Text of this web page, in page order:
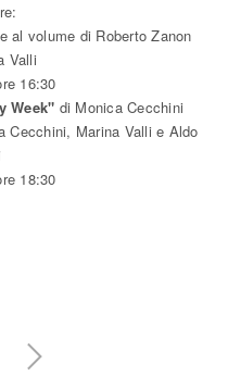
al volume di Roberto Zanon
Valli
16:30
Week" di Monica Cecchini
Cecchini, Marina Valli e Aldo
18:30